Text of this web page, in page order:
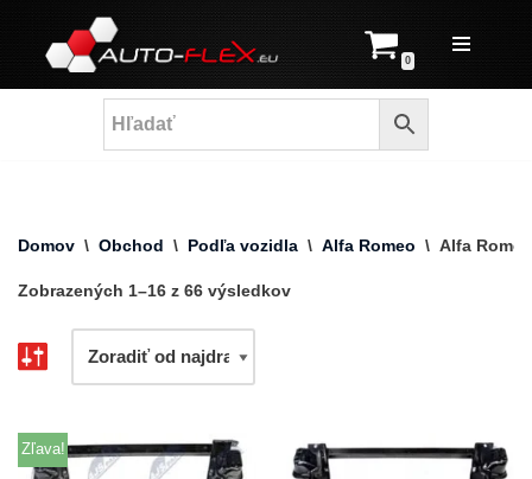
Prejsť
na
0
Domov \ Obchod \ Podľa vozidla \ Alfa Romeo \ Alfa
Zobrazených 1–16 z 66 výsledkov
Zľava!